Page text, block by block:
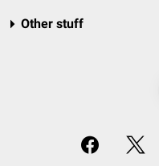
Other stuff